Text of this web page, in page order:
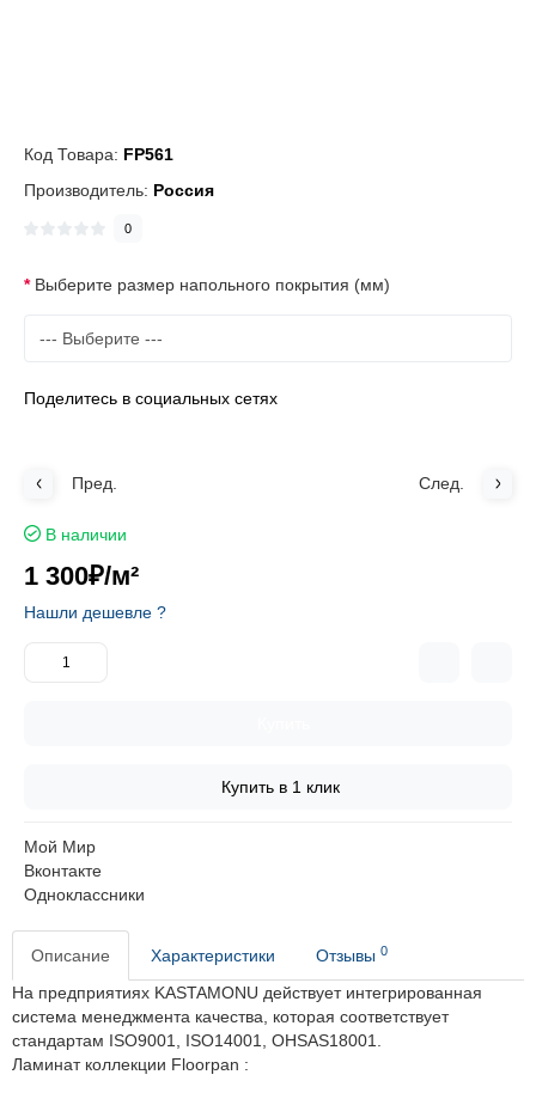
Код Товара: FP561
Производитель: Россия
0
Выберите размер напольного покрытия (мм)
Поделитесь в социальных сетях
Пред. След.
В наличии
1 300₽/м²
Нашли дешевле ?
Купить в 1 клик
Мой Мир
Вконтакте
Одноклассники
Описание Характеристики Отзывы 0
На предприятиях KASTAMONU действует интегрированная
система менеджмента качества, которая соответствует
стандартам ISO9001, ISO14001, OHSAS18001.
Ламинат коллекции Floorpan :